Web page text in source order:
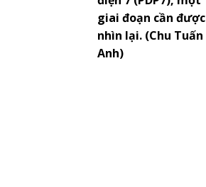
giai đoạn cần được
nhìn lại. (Chu Tuấn
Anh)